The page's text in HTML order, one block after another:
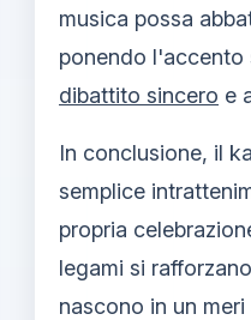
musica possa
ponendo l'accento
dibattito sincero e
In conclusione, il
semplice
propria
legami si
nascono in un